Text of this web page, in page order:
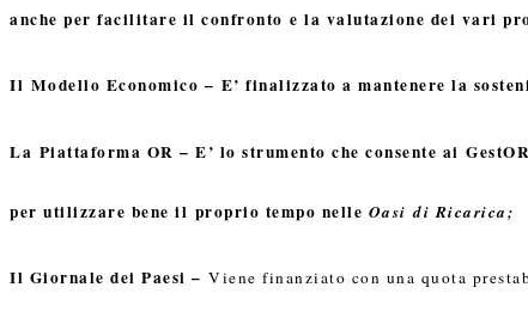
anche per facilitare il confronto e la valutazione dei vari
Il Modello Economico – E’ finalizzato a mantenere la
La Piattaforma OR – E’ lo strumento che consente ai
per utilizzare bene il proprio tempo nelle Oasi di Ricarica;
Il Giornale dei Paesi – Viene finanziato con una quota